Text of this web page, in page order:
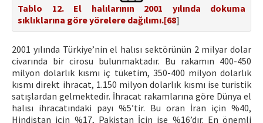
Tablo 12. El halılarının 2001 yılında dokuma
sıklıklarına göre yörelere dağılımı.[68]
2001 yılında Türkiye’nin el halısı sektörünün 2 milyar dolar
civarında bir cirosu bulunmaktadır. Bu rakamın 400-450
milyon dolarlık kısmı iç tüketim, 350-400 milyon dolarlık
kısmı direkt ihracat, 1.150 milyon dolarlık kısmı ise turistik
satışlardan gelmektedir. İhracat rakamlarına göre Dünya el
halısı ihracatındaki payı %5’tir. Bu oran İran için %40,
Hindistan için %17, Pakistan İçin ise %16’dır. En önemli